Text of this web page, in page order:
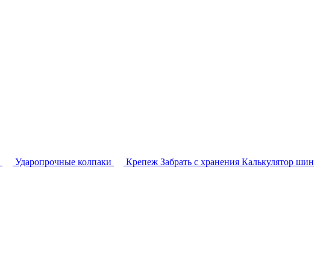
Ударопрочные колпаки Крепеж Забрать с хранения Калькулятор шин